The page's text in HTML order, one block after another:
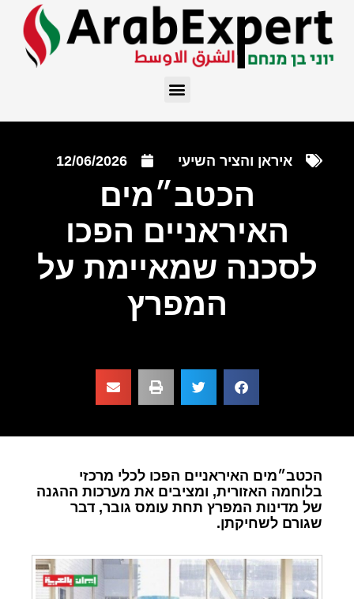
איראן והציר השיעי 12/06/2026
הכטב״מים
האיראניים הפכו
לסכנה שמאיימת על
המפרץ
הכטב״מים האיראניים הפכו לכלי מרכזי
בלוחמה האזורית, ומציבים את מערכות ההגנה
של מדינות המפרץ תחת עומס גובר, דבר
שגורם לשחיקתן.